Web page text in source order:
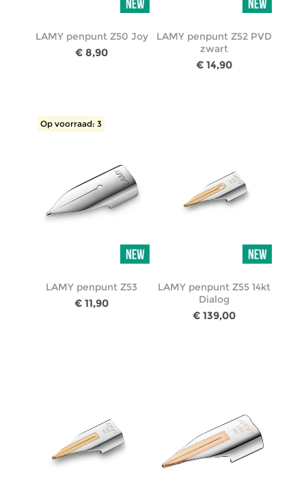
LAMY penpunt Z50 Joy
€ 8,90
LAMY penpunt Z52 PVD
zwart
€ 14,90
Op voorraad: 3
LAMY penpunt Z53
€ 11,90
LAMY penpunt Z55 14kt
Dialog
€ 139,00